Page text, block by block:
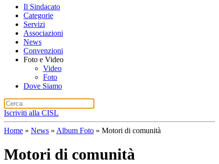
Il Sindacato
Categorie
Servizi
Associazioni
News
Convenzioni
Foto e Video
Video
Foto
Dove Siamo
Iscriviti alla CISL
Home » News » Album Foto » Motori di comunità
Motori di comunità